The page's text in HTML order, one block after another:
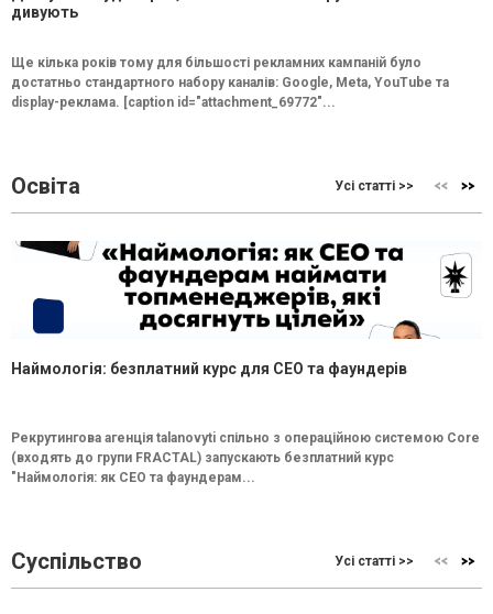
дивують
Ще кілька років тому для більшості рекламних кампаній було
достатньо стандартного набору каналів: Google, Meta, YouTube та
display-реклама. [caption id="attachment_69772"...
Освіта Усі статті >>
Наймологія: безплатний курс для CEO та фаундерів
Рекрутингова агенція talanovyti спільно з операційною системою Core
(входять до групи FRACTAL) запускають безплатний курс
"Наймологія: як СEO та фаундерам...
Суспільство Усі статті >>